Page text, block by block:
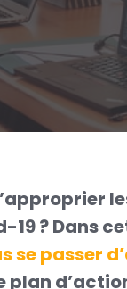
? Dans
se passer